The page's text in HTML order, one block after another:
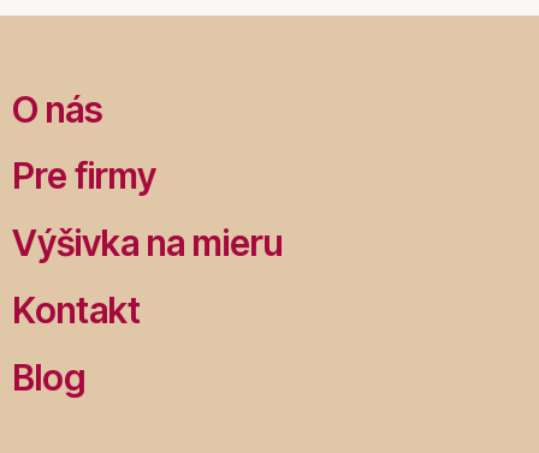
O nás
Pre firmy
Výšivka na mieru
Kontakt
Blog